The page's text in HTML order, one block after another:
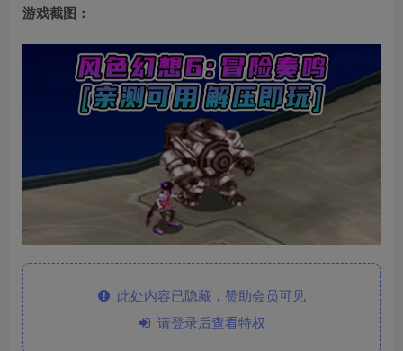
游戏截图：
此处内容已隐藏，赞助会员可见
请登录后查看特权